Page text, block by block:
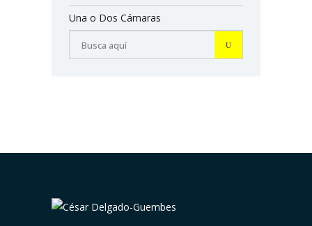
Una o Dos Cámaras